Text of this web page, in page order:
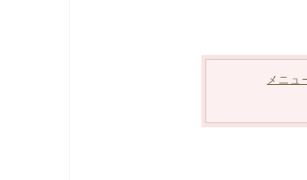
メニュ